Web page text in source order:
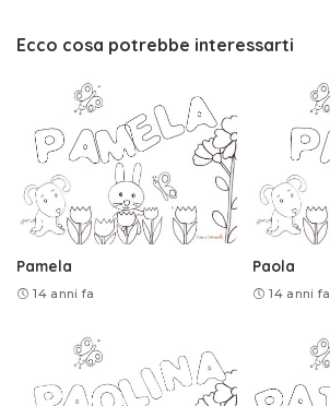
Ecco cosa potrebbe interessarti
Pamela
14 anni fa
Paola
14 anni fa